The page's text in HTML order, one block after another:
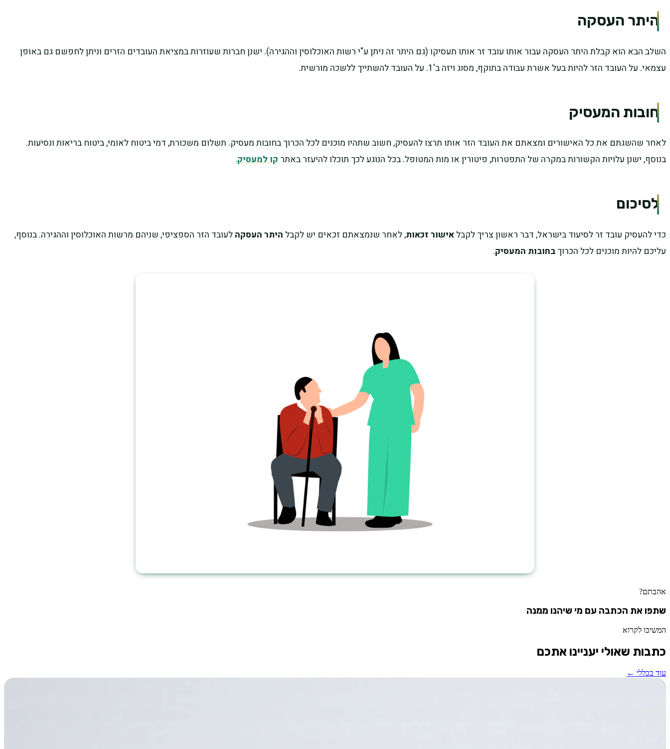
היתר העסקה
השלב הבא הוא קבלת היתר העסקה עבור אותו עובד זר אותו תעסיקו (גם היתר זה ניתן ע"י רשות האוכלוסין וההגירה). ישנן חברות שעוזרות במציאת העובדים הזרים וניתן לחפשם גם באופן
עצמאי. על העובד הזר להיות בעל אשרת עבודה בתוקף, מסוג ויזה ב'1. על העובד להשתייך ללשכה מורשית.
חובות המעסיק
לאחר שהשגתם את כל האישורים ומצאתם את העובד הזר אותו תרצו להעסיק, חשוב שתהיו מוכנים לכל הכרוך בחובות מעסיק. תשלום משכורת, דמי ביטוח לאומי, ביטוח בריאות ונסיעות.
בנוסף, ישנן עלויות הקשורות במקרה של התפטרות, פיטורין או מות המטופל. בכל הנוגע לכך תוכלו להיעזר באתר קו למעסיק.
לסיכום
כדי להעסיק עובד זר לסיעוד בישראל, דבר ראשון צריך לקבל אישור זכאות, לאחר שנמצאתם זכאים יש לקבל היתר העסקה לעובד הזר הספציפי, שניהם מרשות האוכלוסין וההגירה. בנוסף,
עליכם להיות מוכנים לכל הכרוך בחובות המעסיק.
אהבתם?
שתפו את הכתבה עם מי שיהנו ממנה
המשיכו לקרוא
כתבות שאולי יעניינו אתכם
עוד בכללי ←